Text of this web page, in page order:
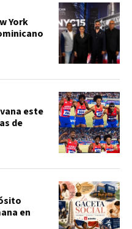
York
este
de
en